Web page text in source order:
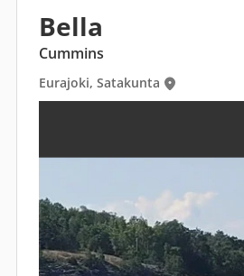
Bella
Cummins
Eurajoki, Satakunta